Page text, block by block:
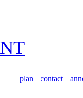
plan contact